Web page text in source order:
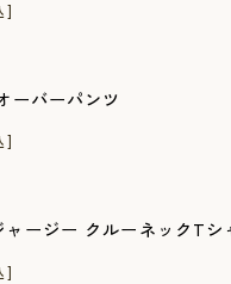
]
ーバーパンツ
]
ャージー クルーネックTシ
]